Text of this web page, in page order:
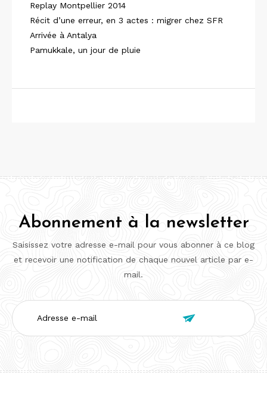
Replay Montpellier 2014
Récit d’une erreur, en 3 actes : migrer chez SFR
Arrivée à Antalya
Pamukkale, un jour de pluie
Abonnement à la newsletter
Saisissez votre adresse e-mail pour vous abonner à ce blog
et recevoir une notification de chaque nouvel article par e-
mail.
Adresse
e-
mail
